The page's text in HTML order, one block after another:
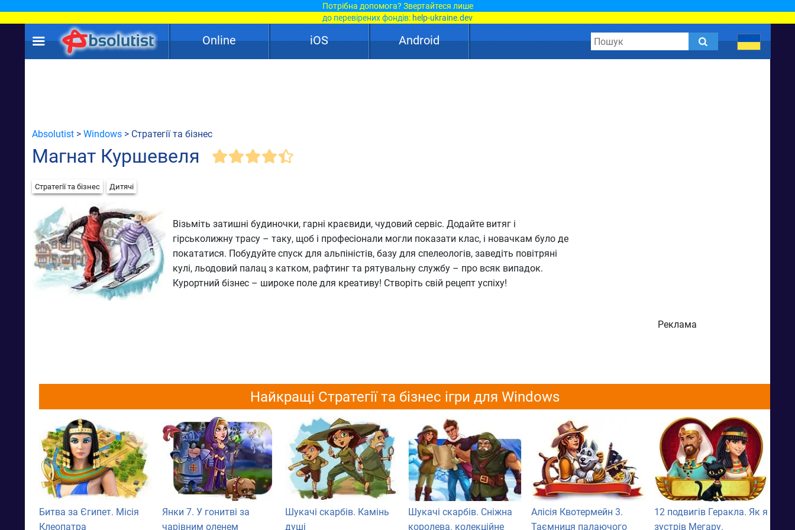
Потрібна допомога? Звертайтеся лише
до перевірених фондів: help-ukraine.dev
Online iOS Android
Absolutist > Windows > Стратегії та бізнес
Магнат Куршевеля
Стратегії та бізнес Дитячі
Візьміть затишні будиночки, гарні краєвиди, чудовий сервіс. Додайте витяг і
гірськолижну трасу – таку, щоб і професіонали могли показати клас, і новачкам було де
покататися. Побудуйте спуск для альпіністів, базу для спелеологів, заведіть повітряні
кулі, льодовий палац з катком, рафтинг та рятувальну службу – про всяк випадок.
Курортний бізнес – широке поле для креативу! Створіть свій рецепт успіху!
Реклама
Найкращі Стратегії та бізнес ігри для Windows
Битва за Єгипет. Місія
Клеопатра
Янки 7. У гонитві за
чарівним оленем
Шукачі скарбів. Камінь
душі
Шукачі скарбів. Сніжна
королева. колекційне
Алісія Квотермейн 3.
Таємниця палаючого
12 подвигів Геракла. Як я
зустрів Мегару.